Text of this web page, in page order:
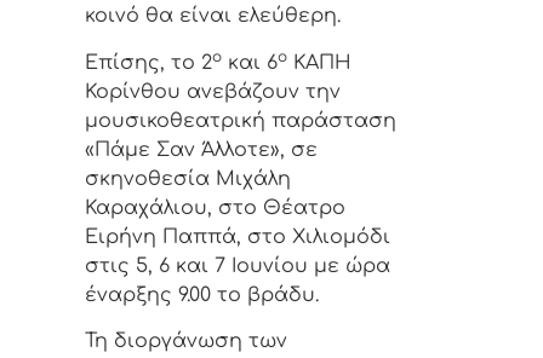
κοινό θα είναι ελεύθερη.
Επίσης, το 2ο και 6ο ΚΑΠΗ
Κορίνθου ανεβάζουν την
μουσικοθεατρική παράσταση
«Πάμε Σαν Άλλοτε», σε
σκηνοθεσία Μιχάλη
Καραχάλιου, στο Θέατρο
Ειρήνη Παππά, στο Χιλιομόδι
στις 5, 6 και 7 Ιουνίου με ώρα
έναρξης 9.00 το βράδυ.
Τη διοργάνωση των